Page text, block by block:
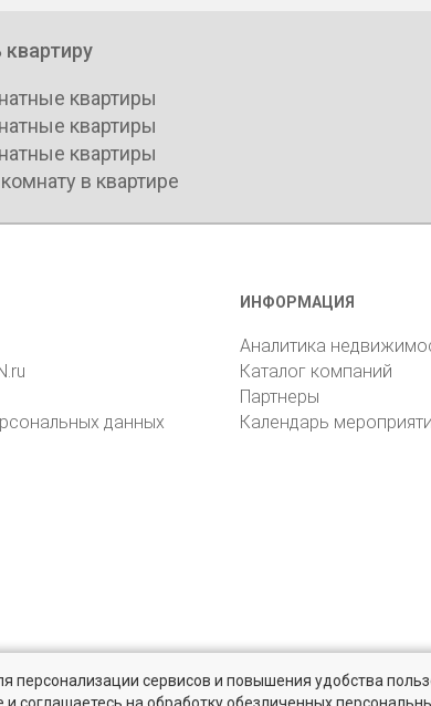
квартиру
квартиры
квартиры
квартиры
в квартире
данных
ИНФОРМАЦИЯ
Аналитика
Каталог компаний
Партнеры
Календарь
пр. Юрия Гагарина, 1 reklama@bn.ru
персонализации сервисов и повышения удобства